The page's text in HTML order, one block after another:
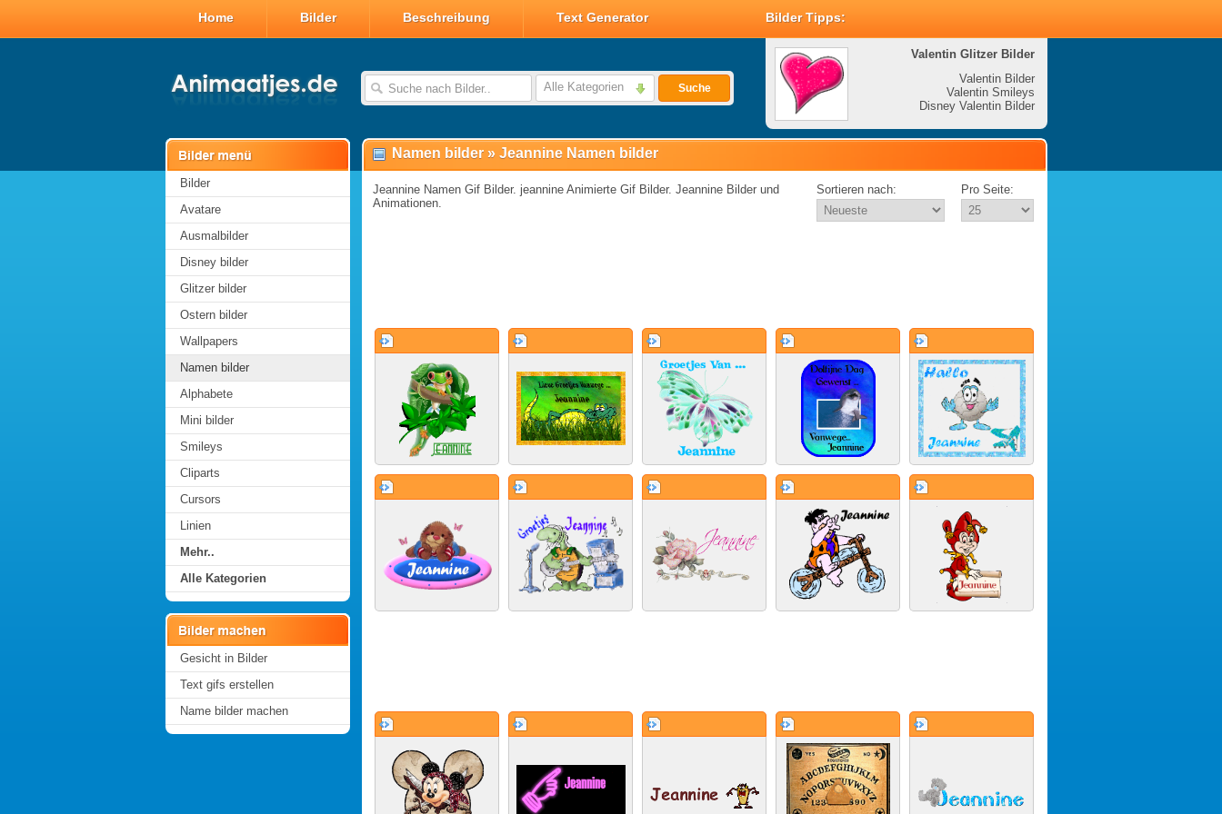
Home Bilder Beschreibung Text Generator Bilder Tipps:
Alle Kategorien Suche
Valentin Bilder
Valentin Smileys
Disney Valentin Bilder
Valentin Glitzer Bilder
Valentin Bilder
Valentin Smileys
Disney Valentin Bilder
Bilder
Avatare
Ausmalbilder
Disney bilder
Glitzer bilder
Ostern bilder
Wallpapers
Namen bilder
Alphabete
Mini bilder
Smileys
Cliparts
Cursors
Linien
Mehr..
Alle Kategorien
Gesicht in Bilder
Text gifs erstellen
Name bilder machen
Namen bilder » Jeannine Namen bilder
Jeannine Namen Gif Bilder. jeannine Animierte Gif Bilder. Jeannine Bilder und
Animationen.
Sortieren nach: Pro Seite: